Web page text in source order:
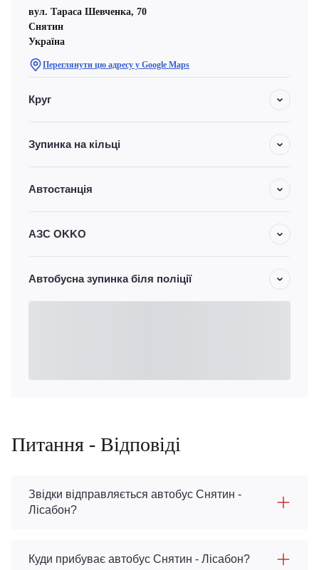
вул. Тараса Шевченка, 70
Снятин
Україна
Переглянути цю адресу у Google Maps
Круг
Зупинка на кільці
Автостанція
АЗС OKKO
Автобусна зупинка біля поліції
Питання - Відповіді
Звідки відправляється автобус Снятин -
Лісабон?
Куди прибуває автобус Снятин - Лісабон?